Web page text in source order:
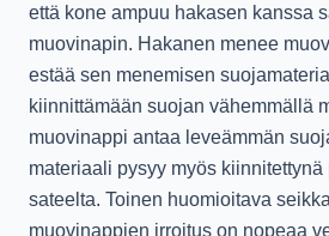
että kone ampuu hakasen kanssa
muovinapin. Hakanen menee
estää sen menemisen
kiinnittämään suojan vähemmällä
muovinappi antaa leveämmän
materiaali pysyy myös
sateelta. Toinen huomioitava
muovinappien irroitus on nopeaa